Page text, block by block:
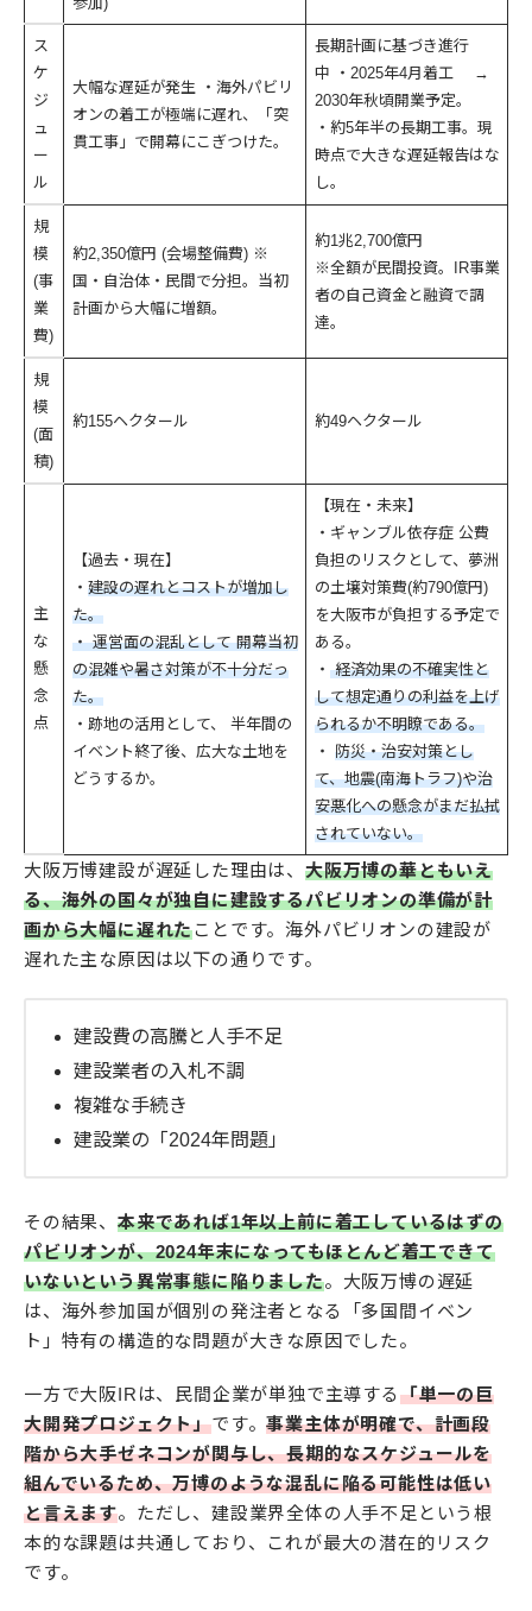
ス
ケ
ジ
ュ
ー
ル
大幅な遅延が発生 ・海外パビリ
オンの着工が極端に遅れ、「突
貫工事」で開幕にこぎつけた。
長期計画に基づき進行
中 ・2025年4月着工 →
2030年秋頃開業予定。
・約5年半の長期工事。現
時点で大きな遅延報告はな
し。
規
模
(事
業
費)
約2,350億円 (会場整備費) ※
国・自治体・民間で分担。当初
計画から大幅に増額。
約1兆2,700億円
※全額が民間投資。IR事業
者の自己資金と融資で調
達。
規
模
(面
積)
約155ヘクタール 約49ヘクタール
主
な
懸
念
点
【過去・現在】
・ 建設の遅れとコストが増加し
た。
・ 運営面の混乱として 開幕当初
の混雑や暑さ対策が不十分だっ
た。
・跡地の活用として、 半年間の
イベント終了後、広大な土地を
どうするか。
【現在・未来】
・ギャンブル依存症 公費
負担のリスクとして、夢洲
の土壌対策費(約790億円)
を大阪市が負担する予定で
ある。
・ 経済効果の不確実性と
して想定通りの利益を上げ
られるか不明瞭である。
・ 防災・治安対策とし
て、地震(南海トラフ)や治
安悪化への懸念がまだ払拭
されていない。
大阪万博建設が遅延した理由は、大阪万博の華ともいえ
る、海外の国々が独自に建設するパビリオンの準備が計
画から大幅に遅れたことです。海外パビリオンの建設が
遅れた主な原因は以下の通りです。
建設費の高騰と人手不足
建設業者の入札不調
複雑な手続き
建設業の「2024年問題」
その結果、 本来であれば1年以上前に着工しているはずの
パビリオンが、2024年末になってもほとんど着工できて
いないという異常事態に陥りました。大阪万博の遅延
は、海外参加国が個別の発注者となる「多国間イベン
ト」特有の構造的な問題が大きな原因でした。
一方で大阪IRは、民間企業が単独で主導する 「単一の巨
大開発プロジェクト」です。事業主体が明確で、計画段
階から大手ゼネコンが関与し、長期的なスケジュールを
組んでいるため、万博のような混乱に陥る可能性は低い
と言えます。ただし、建設業界全体の人手不足という根
本的な課題は共通しており、これが最大の潜在的リスク
です。